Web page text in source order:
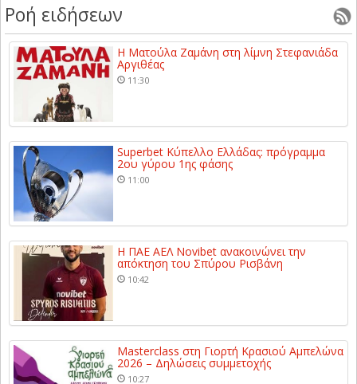
Ροή ειδήσεων
Η Ματούλα Ζαμάνη στη λίμνη Στεφανιάδα
Αργιθέας
11:30
Superbet Κύπελλο Ελλάδας: πρόγραμμα
2ου γύρου 1ης φάσης
11:00
Η ΠΑΕ ΑΕΛ Novibet ανακοινώνει την
απόκτηση του Σπύρου Ρισβάνη
10:42
Masterclass στη Γιορτή Κρασιού Αμπελώνα
2026 – Δηλώσεις συμμετοχής
10:27